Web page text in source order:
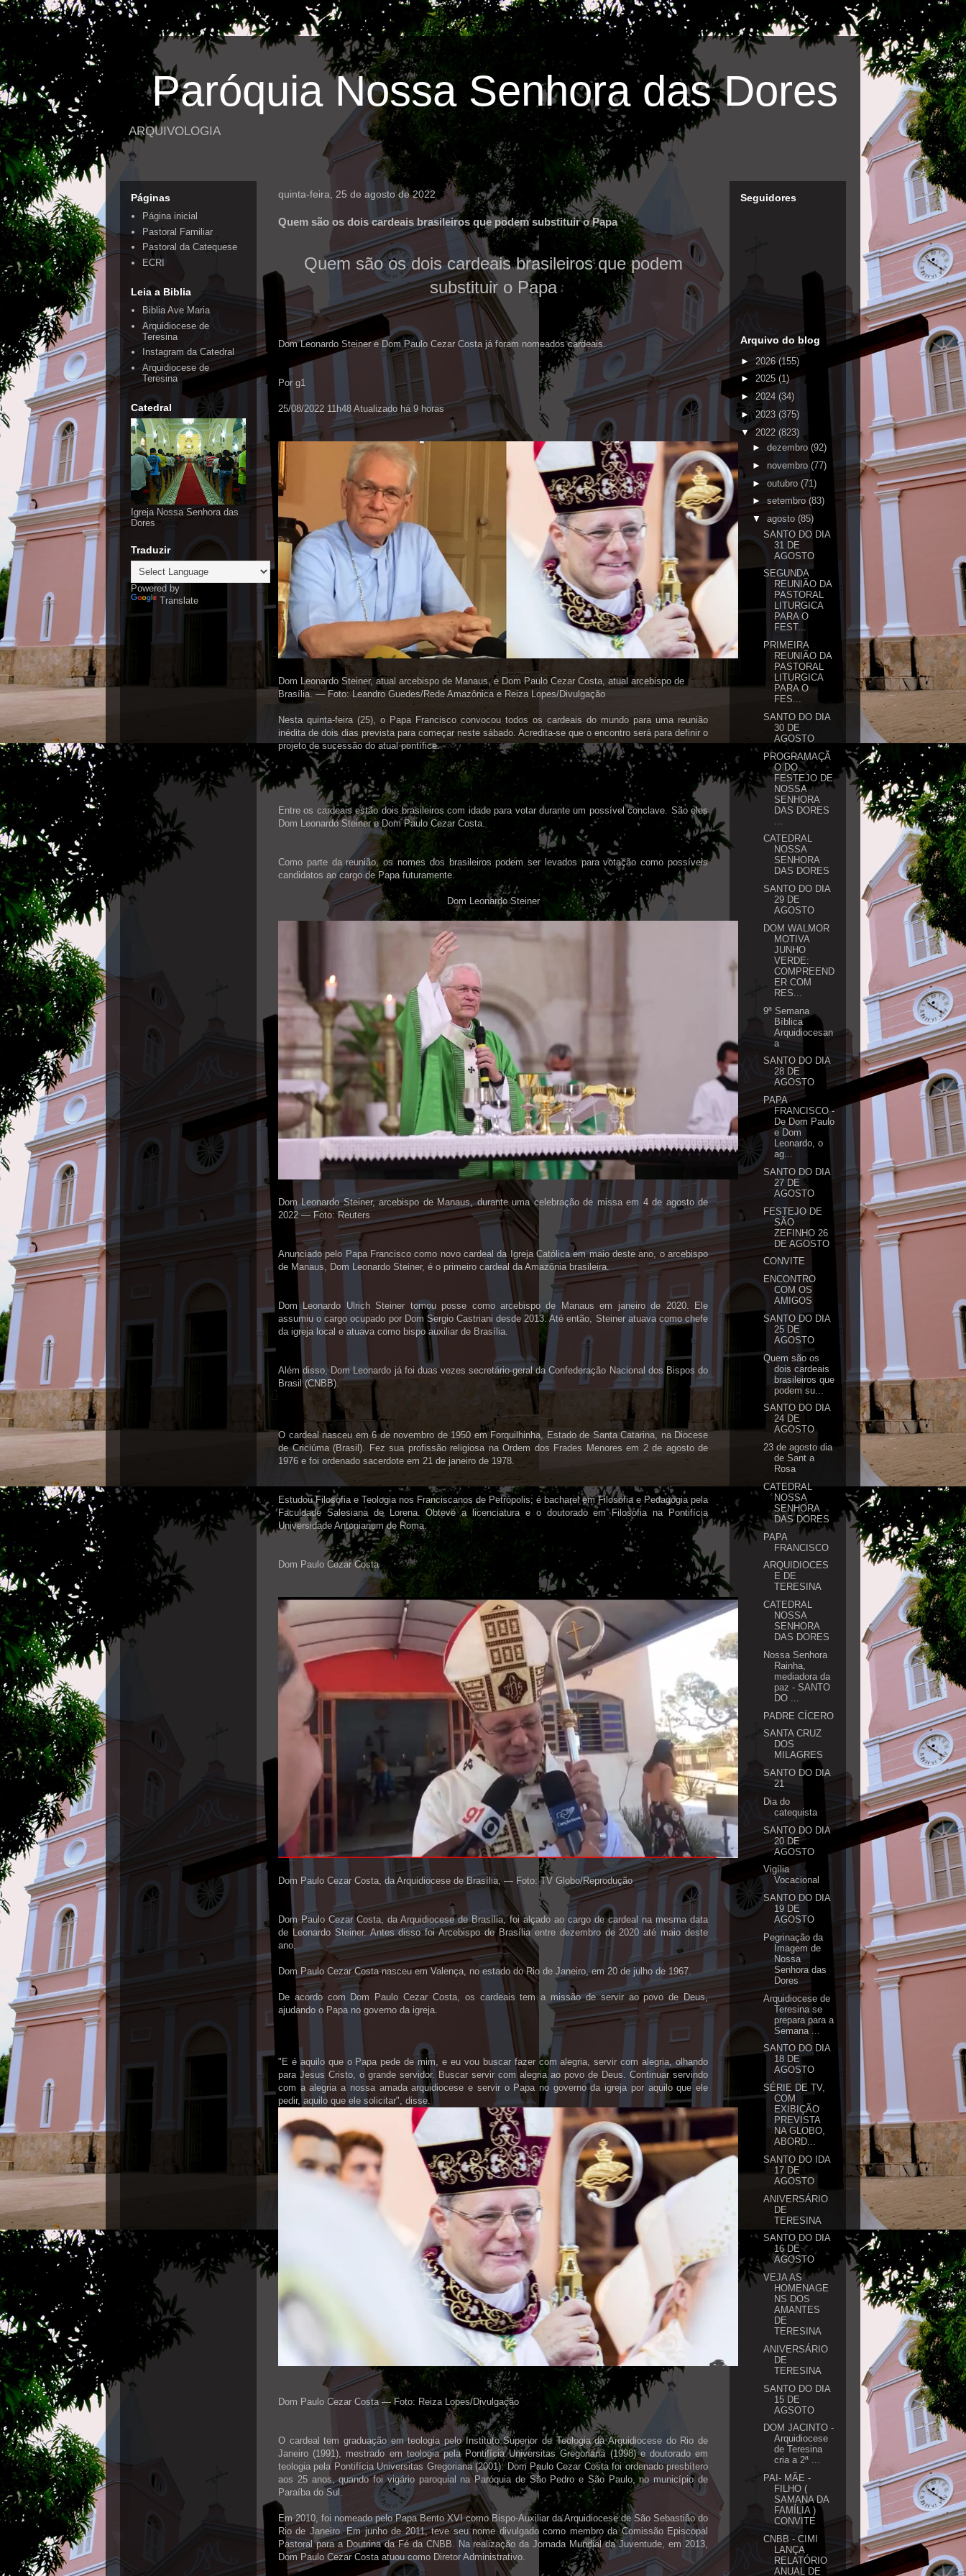
Paróquia Nossa Senhora das Dores
ARQUIVOLOGIA
quinta-feira, 25 de agosto de 2022
Quem são os dois cardeais brasileiros que podem substituir o Papa
Quem são os dois cardeais brasileiros que podem
substituir o Papa
Dom Leonardo Steiner e Dom Paulo Cezar Costa já foram nomeados cardeais.
Por g1
25/08/2022 11h48 Atualizado há 9 horas
Dom Leonardo Steiner, atual arcebispo de Manaus, e Dom Paulo Cezar Costa, atual arcebispo de
Brasília. — Foto: Leandro Guedes/Rede Amazônica e Reiza Lopes/Divulgação
Nesta quinta-feira (25), o Papa Francisco convocou todos os cardeais do mundo para uma reunião
inédita de dois dias prevista para começar neste sábado. Acredita-se que o encontro será para definir o
projeto de sucessão do atual pontífice.
Entre os cardeais estão dois brasileiros com idade para votar durante um possível conclave. São eles
Dom Leonardo Steiner e Dom Paulo Cezar Costa.
Como parte da reunião, os nomes dos brasileiros podem ser levados para votação como possíveis
candidatos ao cargo de Papa futuramente.
Dom Leonardo Steiner
Dom Leonardo Steiner, arcebispo de Manaus, durante uma celebração de missa em 4 de agosto de
2022 — Foto: Reuters
Anunciado pelo Papa Francisco como novo cardeal da Igreja Católica em maio deste ano, o arcebispo
de Manaus, Dom Leonardo Steiner, é o primeiro cardeal da Amazônia brasileira.
Dom Leonardo Ulrich Steiner tomou posse como arcebispo de Manaus em janeiro de 2020. Ele
assumiu o cargo ocupado por Dom Sergio Castriani desde 2013. Até então, Steiner atuava como chefe
da igreja local e atuava como bispo auxiliar de Brasília.
Além disso, Dom Leonardo já foi duas vezes secretário-geral da Confederação Nacional dos Bispos do
Brasil (CNBB).
O cardeal nasceu em 6 de novembro de 1950 em Forquilhinha, Estado de Santa Catarina, na Diocese
de Criciúma (Brasil). Fez sua profissão religiosa na Ordem dos Frades Menores em 2 de agosto de
1976 e foi ordenado sacerdote em 21 de janeiro de 1978.
Estudou Filosofia e Teologia nos Franciscanos de Petrópolis; é bacharel em Filosofia e Pedagogia pela
Faculdade Salesiana de Lorena. Obteve a licenciatura e o doutorado em Filosofia na Pontifícia
Universidade Antonianum de Roma.
Dom Paulo Cezar Costa
Dom Paulo Cezar Costa, da Arquidiocese de Brasília, — Foto: TV Globo/Reprodução
Dom Paulo Cezar Costa, da Arquidiocese de Brasília, foi alçado ao cargo de cardeal na mesma data
de Leonardo Steiner. Antes disso foi Arcebispo de Brasília entre dezembro de 2020 até maio deste
ano.
Dom Paulo Cezar Costa nasceu em Valença, no estado do Rio de Janeiro, em 20 de julho de 1967.
De acordo com Dom Paulo Cezar Costa, os cardeais tem a missão de servir ao povo de Deus,
ajudando o Papa no governo da igreja.
"E é aquilo que o Papa pede de mim, e eu vou buscar fazer com alegria, servir com alegria, olhando
para Jesus Cristo, o grande servidor. Buscar servir com alegria ao povo de Deus. Continuar servindo
com a alegria a nossa amada arquidiocese e servir o Papa no governo da igreja por aquilo que ele
pedir, aquilo que ele solicitar", disse.
Dom Paulo Cezar Costa — Foto: Reiza Lopes/Divulgação
O cardeal tem graduação em teologia pelo Instituto Superior de Teologia da Arquidiocese do Rio de
Janeiro (1991), mestrado em teologia pela Pontifícia Universitas Gregoriana (1998) e doutorado em
teologia pela Pontifícia Universitas Gregoriana (2001). Dom Paulo Cezar Costa foi ordenado presbítero
aos 25 anos, quando foi vigário paroquial na Paróquia de São Pedro e São Paulo, no município de
Paraíba do Sul.
Em 2010, foi nomeado pelo Papa Bento XVI como Bispo-Auxiliar da Arquidiocese de São Sebastião do
Rio de Janeiro. Em junho de 2011, teve seu nome divulgado como membro da Comissão Episcopal
Pastoral para a Doutrina da Fé da CNBB. Na realização da Jornada Mundial da Juventude, em 2013,
Dom Paulo Cezar Costa atuou como Diretor Administrativo.
Páginas
Página inicial
Pastoral Familiar
Pastoral da Catequese
ECRI
Leia a Biblia
Biblia Ave Maria
Arquidiocese de
Teresina
Instagram da Catedral
Arquidiocese de
Teresina
Catedral
Igreja Nossa Senhora das
Dores
Traduzir
Powered by
Translate
Seguidores
Arquivo do blog
►2026(155)
► 2025 (1)
► 2024 (34)
►2023 (375)
▼ 2022 (823)
► dezembro (92)
► novembro (77)
► outubro (71)
► setembro (83)
▼ agosto (85)
SANTO DO DIA
31 DE
AGOSTO
SEGUNDA
REUNIÃO DA
PASTORAL
LITURGICA
PARA O
FEST...
PRIMEIRA
REUNIÃO DA
PASTORAL
LITURGICA
PARA O
FES...
SANTO DO DIA
30 DE
AGOSTO
PROGRAMAÇÃ
O DO
FESTEJO DE
NOSSA
SENHORA
DAS DORES
CATEDRAL
NOSSA
SENHORA
DAS DORES
SANTO DO DIA
29 DE
AGOSTO
DOM WALMOR
MOTIVA
JUNHO
VERDE:
COMPREEND
ER COM
RES...
9ª Semana
Bíblica
Arquidiocesan
a
SANTO DO DIA
28 DE
AGOSTO
PAPA
FRANCISCO -
De Dom Paulo
e Dom
Leonardo, o
ag...
SANTO DO DIA
27 DE
AGOSTO
FESTEJO DE
SÃO
ZEFINHO 26
DE AGOSTO
CONVITE
ENCONTRO
COM OS
AMIGOS
SANTO DO DIA
25 DE
AGOSTO
Quem são os
dois cardeais
brasileiros que
podem su...
SANTO DO DIA
24 DE
AGOSTO
23 de agosto dia
de Sant a
Rosa
CATEDRAL
NOSSA
SENHORA
DAS DORES
PAPA
FRANCISCO
ARQUIDIOCES
E DE
TERESINA
CATEDRAL
NOSSA
SENHORA
DAS DORES
Nossa Senhora
Rainha,
mediadora da
paz - SANTO
DO ...
PADRE CÍCERO
SANTA CRUZ
DOS
MILAGRES
SANTO DO DIA
21
Dia do
catequista
SANTO DO DIA
20 DE
AGOSTO
Vigília
Vocacional
SANTO DO DIA
19 DE
AGOSTO
Pegrinação da
Imagem de
Nossa
Senhora das
Dores
Arquidiocese de
Teresina se
prepara para a
Semana ...
SANTO DO DIA
18 DE
AGOSTO
SÉRIE DE TV,
COM
EXIBIÇÃO
PREVISTA
NA GLOBO,
ABORD...
SANTO DO IDA
17 DE
AGOSTO
ANIVERSÁRIO
DE
TERESINA
SANTO DO DIA
16 DE
AGOSTO
VEJA AS
HOMENAGE
NS DOS
AMANTES
DE
TERESINA
ANIVERSÁRIO
DE
TERESINA
SANTO DO DIA
15 DE
AGSOTO
DOM JACINTO -
Arquidiocese
de Teresina
cria a 2ª ...
PAI- MÃE -
FILHO (
SAMANA DA
FAMÍLIA )
CONVITE
CNBB - CIMI
LANÇA
RELATÓRIO
ANUAL DE